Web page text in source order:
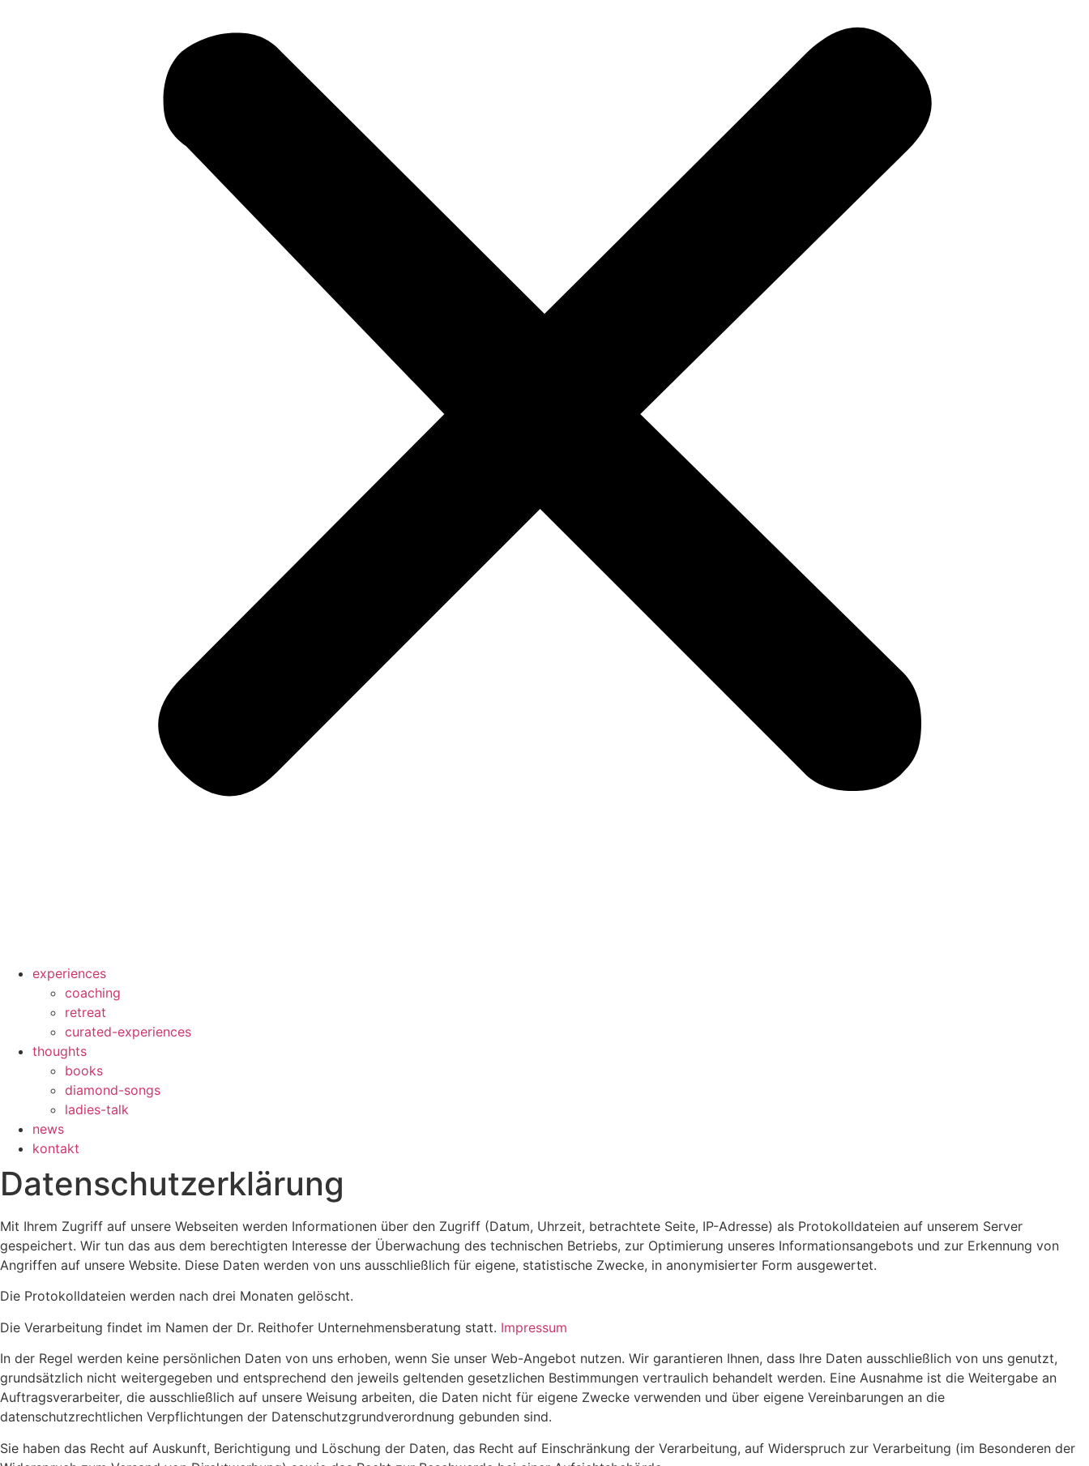
experiences
coaching
retreat
curated-experiences
thoughts
books
diamond-songs
ladies-talk
news
kontakt
Datenschutzerklärung
Mit Ihrem Zugriff auf unsere Webseiten werden Informationen über den Zugriff (Datum, Uhrzeit, betrachtete Seite, IP-Adresse) als Protokolldateien auf unserem Server
gespeichert. Wir tun das aus dem berechtigten Interesse der Überwachung des technischen Betriebs, zur Optimierung unseres Informationsangebots und zur Erkennung von
Angriffen auf unsere Website. Diese Daten werden von uns ausschließlich für eigene, statistische Zwecke, in anonymisierter Form ausgewertet.
Die Protokolldateien werden nach drei Monaten gelöscht.
Die Verarbeitung findet im Namen der Dr. Reithofer Unternehmensberatung statt. Impressum
In der Regel werden keine persönlichen Daten von uns erhoben, wenn Sie unser Web-Angebot nutzen. Wir garantieren Ihnen, dass Ihre Daten ausschließlich von uns genutzt,
grundsätzlich nicht weitergegeben und entsprechend den jeweils geltenden gesetzlichen Bestimmungen vertraulich behandelt werden. Eine Ausnahme ist die Weitergabe an
Auftragsverarbeiter, die ausschließlich auf unsere Weisung arbeiten, die Daten nicht für eigene Zwecke verwenden und über eigene Vereinbarungen an die
datenschutzrechtlichen Verpflichtungen der Datenschutzgrundverordnung gebunden sind.
Sie haben das Recht auf Auskunft, Berichtigung und Löschung der Daten, das Recht auf Einschränkung der Verarbeitung, auf Widerspruch zur Verarbeitung (im Besonderen der